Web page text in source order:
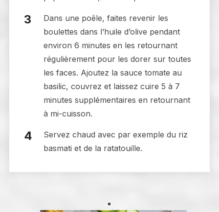
Dans une poêle, faites revenir les
boulettes dans l’huile d’olive pendant
environ 6 minutes en les retournant
régulièrement pour les dorer sur toutes
les faces. Ajoutez la sauce tomate au
basilic, couvrez et laissez cuire 5 à 7
minutes supplémentaires en retournant
à mi-cuisson.
Servez chaud avec par exemple du riz
basmati et de la ratatouille.